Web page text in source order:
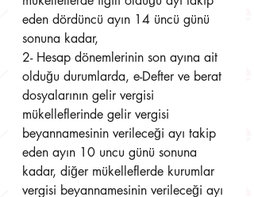
eden dördüncü ayın 14 üncü günü
sonuna kadar,
2- Hesap dönemlerinin son ayına ait
olduğu durumlarda, e-Defter ve berat
dosyalarının gelir vergisi
mükelleflerinde gelir vergisi
beyannamesinin verileceği ayı takip
eden ayın 10 uncu günü sonuna
kadar, diğer mükelleflerde kurumlar
vergisi beyannamesinin verileceği ayı